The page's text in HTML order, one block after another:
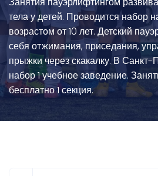
тела у детей. Проводится набор
возрастом от 10 лет. Детский
себя отжимания, приседания,
прыжки через скакалку. В Санкт-
набор 1 учебное заведение.
бесплатно 1 секция.